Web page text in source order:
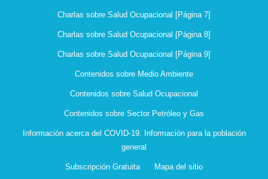
Charlas sobre Salud Ocupacional [Página 7]
Charlas sobre Salud Ocupacional [Página 8]
Charlas sobre Salud Ocupacional [Página 9]
Contenidos sobre Medio Ambiente
Contenidos sobre Salud Ocupacional
Contenidos sobre Sector Petróleo y Gas
Información acerca del COVID-19. Información para la población
general
Subscripción Gratuita Mapa del sitio